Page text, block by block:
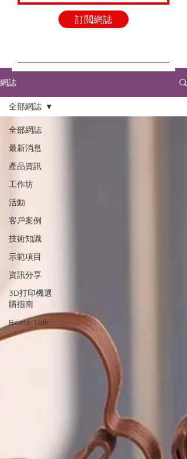
網誌
全部網誌
最新消息
產品資訊
工作坊
活動
客戶案例
技術知識
示範項目
資訊分享
3D打印機選
購指南
Beets Talk
全部網誌
訂閲網誌